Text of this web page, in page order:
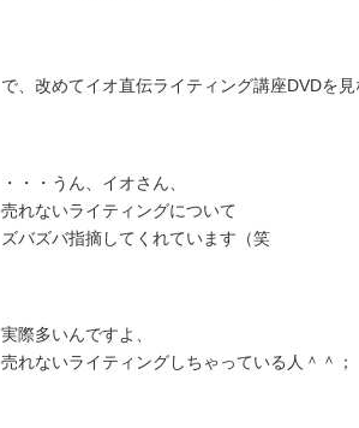
で、改めてイオ直伝ライティング講座DVDを見
・・・うん、イオさん、
売れないライティングについて
ズバズバ指摘してくれています（笑
実際多いんですよ、
売れないライティングしちゃっている人＾＾；